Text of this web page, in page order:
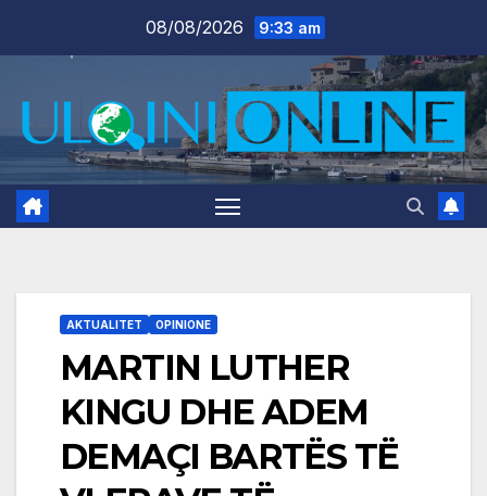
08/08/2026 9:33 am
AKTUALITET OPINIONE
MARTIN LUTHER
KINGU DHE ADEM
DEMAÇI BARTËS TË